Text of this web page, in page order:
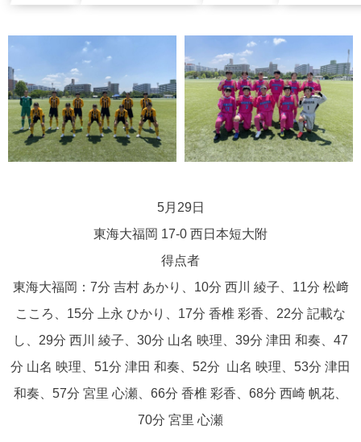
5月29日
東海大福岡 17-0 西日本短大附
得点者
東海大福岡：7分 吉村 あかり、10分 西川 綾子、11分 松﨑
こころ、15分 上永 ひかり、17分 香椎 彩香、22分 記載な
し、29分 西川 綾子、30分 山名 映理、39分 津田 和奏、47
分 山名 映理、51分 津田 和奏、52分 山名 映理、53分 津田
和奏、57分 宮里 心瀬、66分 香椎 彩香、68分 西崎 帆花、
70分 宮里 心瀬